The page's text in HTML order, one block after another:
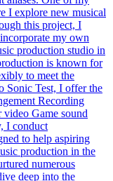
I explore new musical
this project, I
my own
production studio in
is known for
to meet the
Sonic Test, I offer the
Recording
Game sound
I conduct
to help aspiring
production in the
numerous
deep into the